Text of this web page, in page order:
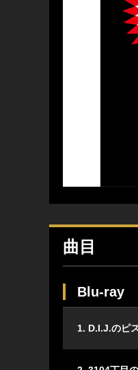
曲目
Blu-ray
1. D.I.J.のピ